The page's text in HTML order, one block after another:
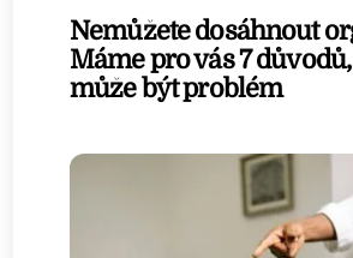
Nemůžete dosáhnout
Máme pro vás 7
může být problém